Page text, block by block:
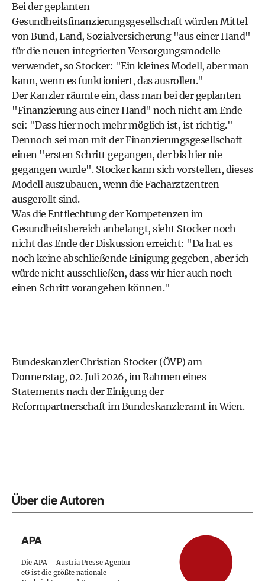
Bei der geplanten
Gesundheitsfinanzierungsgesellschaft würden Mittel
von Bund, Land, Sozialversicherung "aus einer Hand"
für die neuen integrierten Versorgungsmodelle
verwendet, so Stocker: "Ein kleines Modell, aber man
kann, wenn es funktioniert, das ausrollen."
Der Kanzler räumte ein, dass man bei der geplanten
"Finanzierung aus einer Hand" noch nicht am Ende
sei: "Dass hier noch mehr möglich ist, ist richtig."
Dennoch sei man mit der Finanzierungsgesellschaft
einen "ersten Schritt gegangen, der bis hier nie
gegangen wurde". Stocker kann sich vorstellen, dieses
Modell auszubauen, wenn die Facharztzentren
ausgerollt sind.
Was die Entflechtung der Kompetenzen im
Gesundheitsbereich anbelangt, sieht Stocker noch
nicht das Ende der Diskussion erreicht: "Da hat es
noch keine abschließende Einigung gegeben, aber ich
würde nicht ausschließen, dass wir hier auch noch
einen Schritt vorangehen können."
Bundeskanzler Christian Stocker (ÖVP) am
Donnerstag, 02. Juli 2026, im Rahmen eines
Statements nach der Einigung der
Reformpartnerschaft im Bundeskanzleramt in Wien.
Über die Autoren
APA
Die APA – Austria Presse Agentur
eG ist die größte nationale